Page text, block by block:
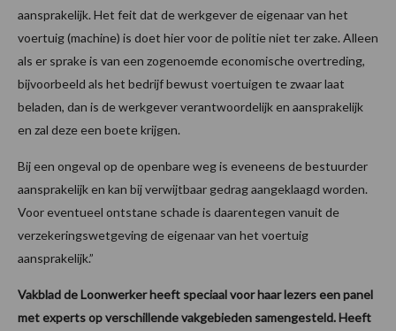
aansprakelijk. Het feit dat de werkgever de eigenaar van het
voertuig (machine) is doet hier voor de politie niet ter zake. Alleen
als er sprake is van een zogenoemde economische overtreding,
bijvoorbeeld als het bedrijf bewust voertuigen te zwaar laat
beladen, dan is de werkgever verantwoordelijk en aansprakelijk
en zal deze een boete krijgen.
Bij een ongeval op de openbare weg is eveneens de bestuurder
aansprakelijk en kan bij verwijtbaar gedrag aangeklaagd worden.
Voor eventueel ontstane schade is daarentegen vanuit de
verzekeringswetgeving de eigenaar van het voertuig
aansprakelijk.”
Vakblad de Loonwerker heeft speciaal voor haar lezers een panel
met experts op verschillende vakgebieden samengesteld. Heeft